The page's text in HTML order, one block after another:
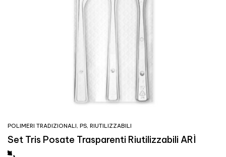
POLIMERI TRADIZIONALI, PS, RIUTILIZZABILI
Set Tris Posate Trasparenti Riutilizzabili ARÌ